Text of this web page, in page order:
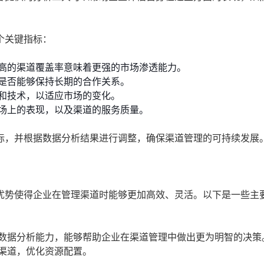
键指标：
渠道覆盖率意味着更强的市场渗透能力。
能够保持长期的合作关系。
术，以适应市场的变化。
的表现，以及渠道的服务质量。
并根据数据分析结果进行调整，确保渠道管理的可持续发展
使得企业在管理渠道时能够更加高效、灵活。以下是一些主
据分析能力，能够帮助企业在渠道管理中做出更为明智的决
，优化资源配置。